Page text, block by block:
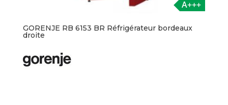
A+++
GORENJE RB 6153 BR Réfrigérateur bordeaux
droite